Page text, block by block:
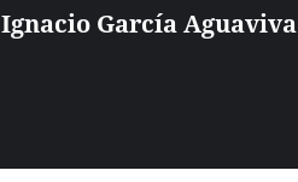
Ignacio García Aguaviva